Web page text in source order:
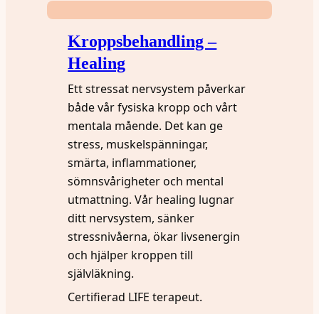
Kroppsbehandling –
Healing
Ett stressat nervsystem påverkar
både vår fysiska kropp och vårt
mentala mående. Det kan ge
stress, muskelspänningar,
smärta, inflammationer,
sömnsvårigheter och mental
utmattning. Vår healing lugnar
ditt nervsystem, sänker
stressnivåerna, ökar livsenergin
och hjälper kroppen till
självläkning.
Certifierad LIFE terapeut.